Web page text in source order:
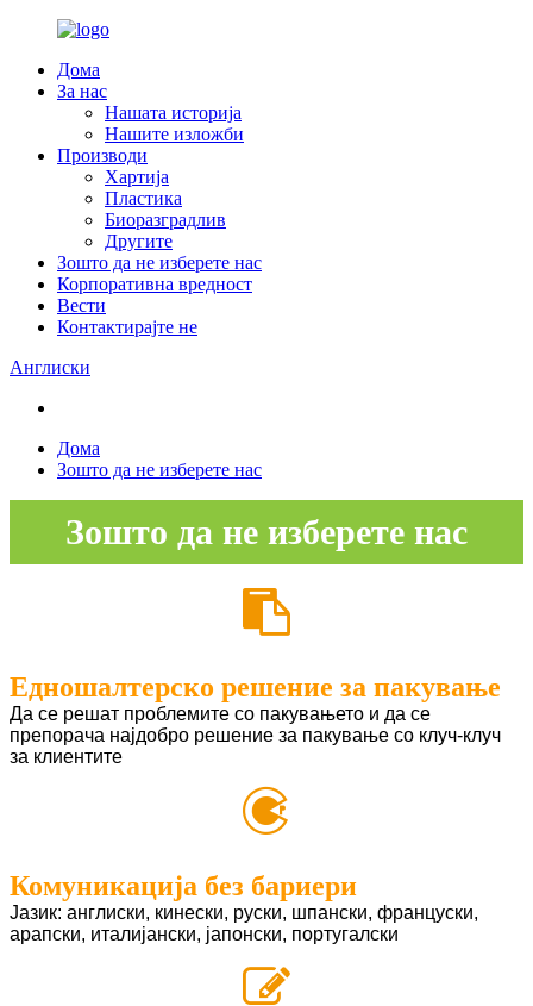
Дома
За нас
Нашата историја
Нашите изложби
Производи
Хартија
Пластика
Биоразградлив
Другите
Зошто да не изберете нас
Корпоративна вредност
Вести
Контактирајте не
Англиски
Дома
Зошто да не изберете нас
Зошто да не изберете нас
Едношалтерско решение за пакување
Да се ​​решат проблемите со пакувањето и да се
препорача најдобро решение за пакување со клуч-клуч
за клиентите
Комуникација без бариери
Јазик: англиски, кинески, руски, шпански, француски,
арапски, италијански, јапонски, португалски